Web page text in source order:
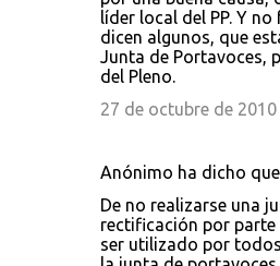
líder local del PP. Y
dicen algunos, que
Junta de Portavoces,
del Pleno.
27 de octubre de
Anónimo ha dicho
De no realizarse una
rectificación por parte
ser utilizado por